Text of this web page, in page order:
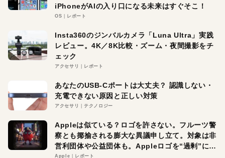
iPhoneがAIの入り口になる未来はすぐそこ！
OS レポート
Insta360のジンバルカメラ「Luna Ultra」実践
レビュー。4K／8K比較・ズーム・夜間撮影をチ
ェック
アクセサリ レポート
あなたのUSB-Cポートは大丈夫？ 認識しない・
充電できない原因と正しい対策
アクセサリ テクノロジー
Appleは似ている？ロゴを許さない。フルーツ警
察とも揶揄される膨大な異議申し立て。対象は非
営利団体や公益団体も。Appleロゴを“過剰”に守
る理由とは
Apple レポート